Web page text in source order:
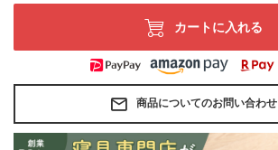
カートに入れる
商品についてのお問い合わせ